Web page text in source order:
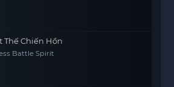
Thế Chiến Hồn
Battle Spirit